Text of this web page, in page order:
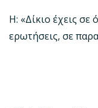
Η: «Δίκιο έχεις σε
ερωτήσεις, σε